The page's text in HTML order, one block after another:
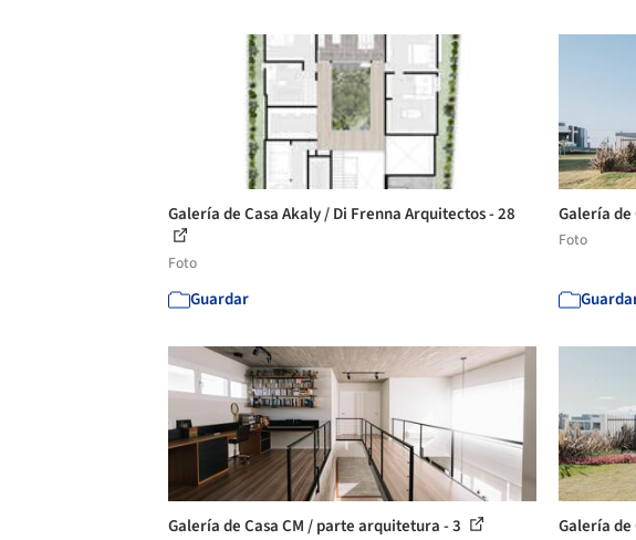
Galería de Casa Akaly / Di Frenna Arquitectos - 28
Foto
Guardar
Galería
Foto
Galería de Casa CM / parte arquitetura - 3 Galería